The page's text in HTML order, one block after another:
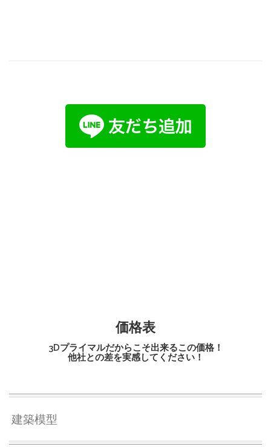
価格表
3Dプライマルだからこそ出来るこの価格！
他社との差を実感してください！
建築模型